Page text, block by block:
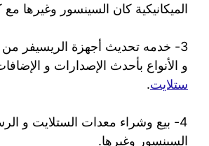
الميكانيكية كان السينسور وغيرها مع
3- خدمه تحديث أجهزة الريسيفر من
و الأنواع بأحدث الإصدارات و
ستلايت.
4- بيع وشراء معدات الستلايت و
السينسور وغيرها.